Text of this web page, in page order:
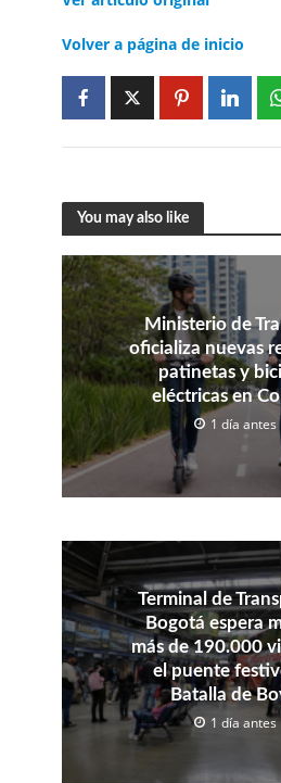
Volver a página de inicio
You may also like
Ministerio de
oficializa nuevas
patinetas y
eléctricas en
1 día antes
Terminal de
Bogotá espera
más de 190.000
el puente
Batalla de
1 día antes